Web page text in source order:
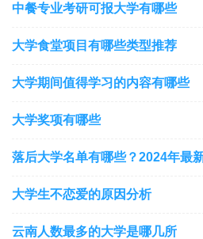
中餐专业考研可报大学有哪些
大学食堂项目有哪些类型推荐
大学期间值得学习的内容有哪些
大学奖项有哪些
落后大学名单有哪些？2024年最
大学生不恋爱的原因分析
云南人数最多的大学是哪几所